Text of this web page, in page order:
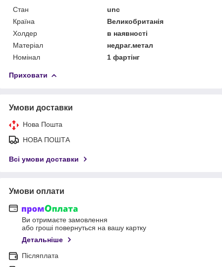
Стан
unc
Країна
Великобританія
Холдер
в наявності
Матеріал
недраг.метал
Номінал
1 фартінг
Приховати
Умови доставки
Нова Пошта
НОВА ПОШТА
Всі умови доставки
Умови оплати
Ви отримаєте замовлення
або гроші повернуться на вашу картку
Детальніше
Післяплата